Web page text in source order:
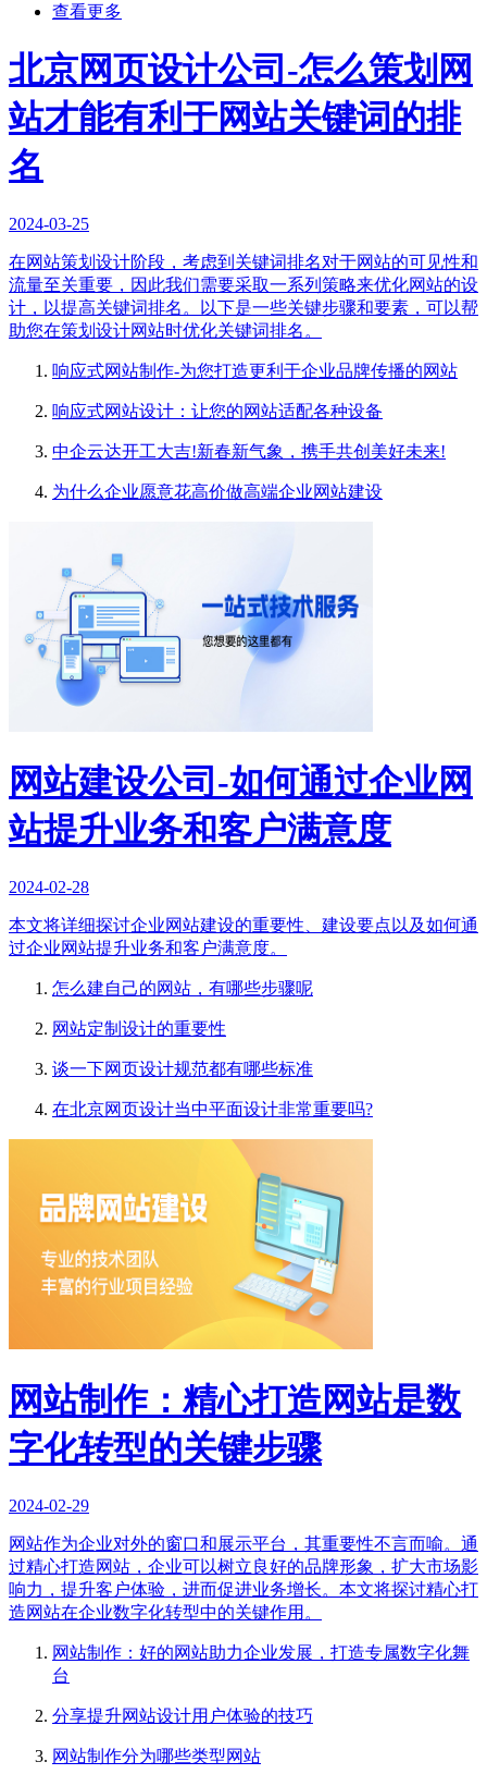
查看更多
北京网页设计公司-怎么策划网
站才能有利于网站关键词的排
名
2024-03-25
在网站策划设计阶段，考虑到关键词排名对于网站的可见性和
流量至关重要，因此我们需要采取一系列策略来优化网站的设
计，以提高关键词排名。以下是一些关键步骤和要素，可以帮
助您在策划设计网站时优化关键词排名。
响应式网站制作-为您打造更利于企业品牌传播的网站
响应式网站设计：让您的网站适配各种设备
中企云达开工大吉!新春新气象，携手共创美好未来!
为什么企业愿意花高价做高端企业网站建设
网站建设公司-如何通过企业网
站提升业务和客户满意度
2024-02-28
本文将详细探讨企业网站建设的重要性、建设要点以及如何通
过企业网站提升业务和客户满意度。
怎么建自己的网站，有哪些步骤呢
网站定制设计的重要性
谈一下网页设计规范都有哪些标准
在北京网页设计当中平面设计非常重要吗?
网站制作：精心打造网站是数
字化转型的关键步骤
2024-02-29
网站作为企业对外的窗口和展示平台，其重要性不言而喻。通
过精心打造网站，企业可以树立良好的品牌形象，扩大市场影
响力，提升客户体验，进而促进业务增长。本文将探讨精心打
造网站在企业数字化转型中的关键作用。
网站制作：好的网站助力企业发展，打造专属数字化舞
台
分享提升网站设计用户体验的技巧
网站制作分为哪些类型网站